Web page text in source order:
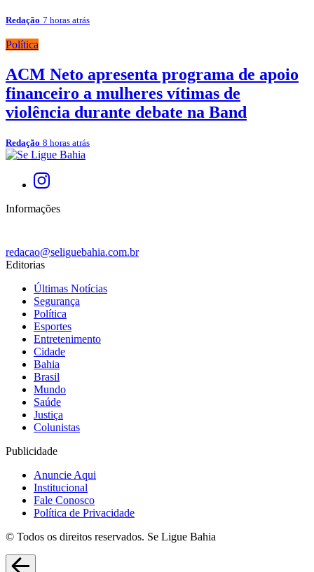
Redação 7 horas atrás
Política
ACM Neto apresenta programa de apoio
financeiro a mulheres vítimas de
violência durante debate na Band
Redação 8 horas atrás
Informações
redacao@seliguebahia.com.br
Editorias
Últimas Notícias
Segurança
Política
Esportes
Entretenimento
Cidade
Bahia
Brasil
Mundo
Saúde
Justiça
Colunistas
Publicidade
Anuncie Aqui
Institucional
Fale Conosco
Política de Privacidade
© Todos os direitos reservados. Se Ligue Bahia